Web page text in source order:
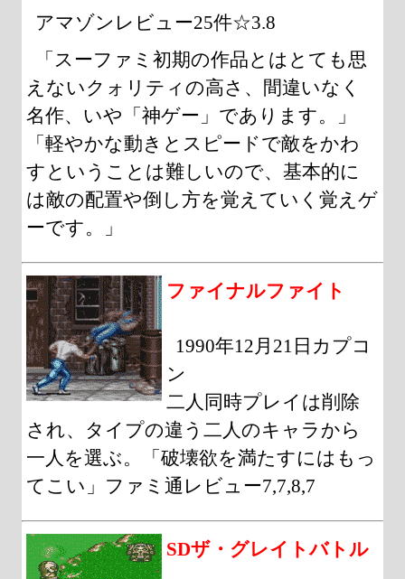
アマゾンレビュー25件☆3.8
「スーファミ初期の作品とはとても思
えないクォリティの高さ、間違いなく
名作、いや「神ゲー」であります。」
「軽やかな動きとスピードで敵をかわ
すということは難しいので、基本的に
は敵の配置や倒し方を覚えていく覚えゲ
ーです。」
ファイナルファイト
1990年12月21日カプコ
ン
二人同時プレイは削除
され、タイプの違う二人のキャラから
一人を選ぶ。「破壊欲を満たすにはもっ
てこい」ファミ通レビュー7,7,8,7
SDザ・グレイトバトル